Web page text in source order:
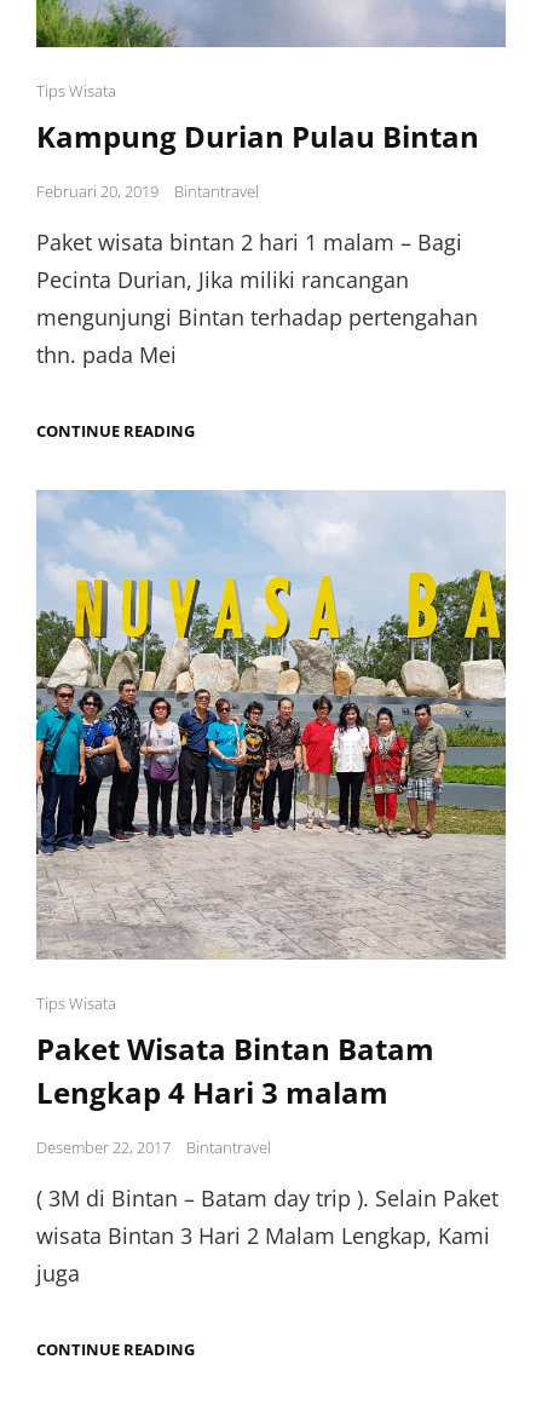
Cat
Tips Wisata
Kampung Durian Pulau Bintan
Posted
Februari 20, 2019 Bintantravel
Paket wisata bintan 2 hari 1 malam – Bagi
Pecinta Durian, Jika miliki rancangan
mengunjungi Bintan terhadap pertengahan
thn. pada Mei
CONTINUE READINGKAMPUNG
BINTAN
Cat
Tips Wisata
Paket Wisata Bintan Batam
Lengkap 4 Hari 3 malam
Posted
Desember 22, 2017 Bintantravel
( 3M di Bintan – Batam day trip ). Selain Paket
wisata Bintan 3 Hari 2 Malam Lengkap, Kami
juga
CONTINUE READINGPAKET